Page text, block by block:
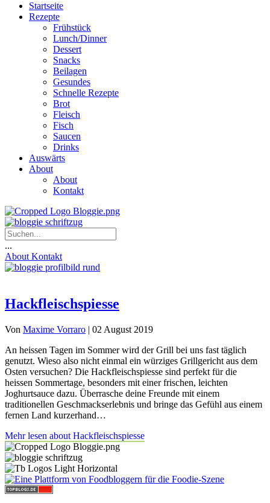
Startseite
Rezepte
Frühstück
Lunch/Dinner
Dessert
Snacks
Beilagen
Gesundes
Schnelle Rezepte
Brot
Fleisch
Fisch
Saucen
Drinks
Auswärts
About
About
Kontakt
...
About Kontakt
Hackfleischspiesse
Von Maxime Vorraro | 02 August 2019
An heissen Tagen im Sommer wird der Grill bei uns fast täglich
genutzt. Wieso also nicht einmal ein würziges Grillgericht aus dem
Osten versuchen? Die Hackfleischspiesse sind perfekt für die
heissen Sommertage, besonders mit einer frischen, leichten
Joghurtsauce dazu. Überrasche deine Freunde mit einem
traditionellen Geschmackserlebnis und bringe das Gefühl aus einem
fernen Land kurzerhand…
Mehr lesen about Hackfleischspiesse